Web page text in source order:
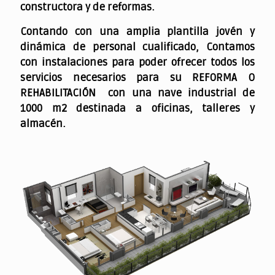
constructora y de reformas.
Contando con una amplia plantilla jovén y
dinámica de personal cualificado, Contamos
con instalaciones para poder ofrecer todos los
servicios necesarios para su REFORMA O
REHABILITACIÓN con una nave industrial de
1000 m2 destinada a oficinas, talleres y
almacén.